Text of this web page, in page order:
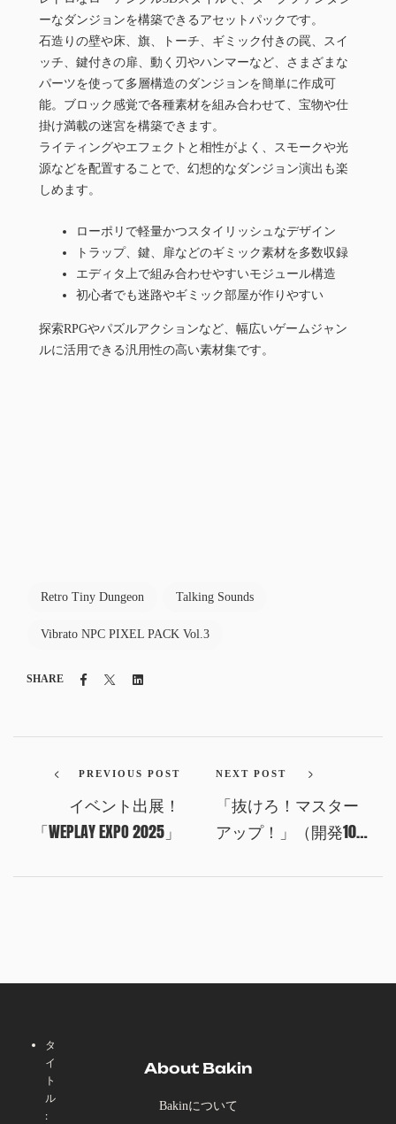
ーなダンジョンを構築できるアセットパックです。
石造りの壁や床、旗、トーチ、ギミック付きの罠、スイ
ッチ、鍵付きの扉、動く刃やハンマーなど、さまざまな
パーツを使って多層構造のダンジョンを簡単に作成可
能。ブロック感覚で各種素材を組み合わせて、宝物や仕
掛け満載の迷宮を構築できます。
ライティングやエフェクトと相性がよく、スモークや光
源などを配置することで、幻想的なダンジョン演出も楽
しめます。
ローポリで軽量かつスタイリッシュなデザイン
トラップ、鍵、扉などのギミック素材を多数収録
エディタ上で組み合わせやすいモジュール構造
初心者でも迷路やギミック部屋が作りやすい
探索RPGやパズルアクションなど、幅広いゲームジャン
ルに活用できる汎用性の高い素材集です。
Retro Tiny Dungeon Talking Sounds
Vibrato NPC PIXEL PACK Vol.3
SHARE FacebookTwitterLinkedin
PREVIOUS POST
イベント出展！
「WEPLAY EXPO 2025」
NEXT POST
「抜けろ！マスター
アップ！」（開発100
タ
イ
ト
ル
:
About Bakin
Bakinについて